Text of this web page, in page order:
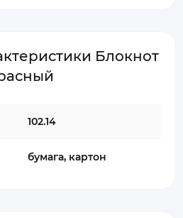
Блокнот
102.14
бумага, картон